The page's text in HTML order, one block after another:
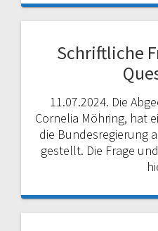
Schriftliche
11.07.2024. Die
Cornelia Möhring, hat
die Bundesregierung
gestellt. Die Frage